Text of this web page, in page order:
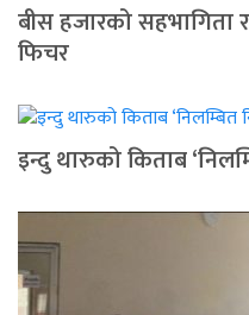
बीस हजारको सहभागिता
फिचर
इन्दु थारुको किताब